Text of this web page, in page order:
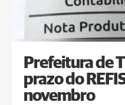
Prefeitura de
prazo do
novembro